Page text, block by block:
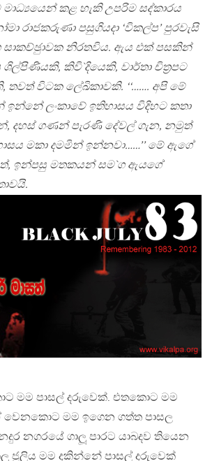
කළ හැකි උපරිම සද්කාරය
රාජකරුණා පසුගියදා ‘විකල්ප’ පුරවැසි
සාකච්ඡුාවක නිරතවිය. ඇය එක් පසකින්
ශිල්පිණියකි, කිවි`දියෙකි, වාර්තා චිත‍්‍රපට
විටක ලේඛිකාවකි. ‘‘……. අපි මේ
ලංකාවේ ඉතිහාසය විදිහට කතා
දහස් ගණන් පැරණි දේවල් ගැන, නමුත්
මකා දමමින් ඉන්නවා……’’ මේ ඇගේ
ඉන්පසු මතකයන් සම`ග ඇයගේ
මම පාසල් දරුවෙක්. එතකොට මම
වෙනකොට මම ඉගෙන ගත්ත පාසල
නගරයේ ගාලූ පාරට යාබදව තියෙන
ජූලිය මම දකින්නේ පාසල් දරුවෙක්